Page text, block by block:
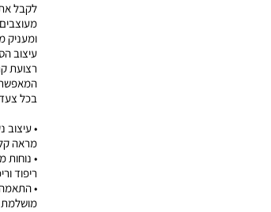
לקבל
ומעניק
עיצוב
רצועת
בכל
• עיצוב
מראה
•
ריפוד
•
מושלמת